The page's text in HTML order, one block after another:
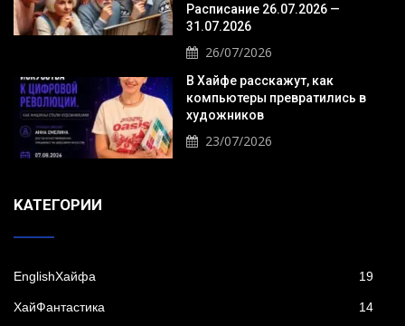
Расписание 26.07.2026 —
31.07.2026
26/07/2026
В Хайфе расскажут, как
компьютеры превратились в
художников
23/07/2026
KАТЕГОРИИ
EnglishХайфа 19
XайФантастика 14